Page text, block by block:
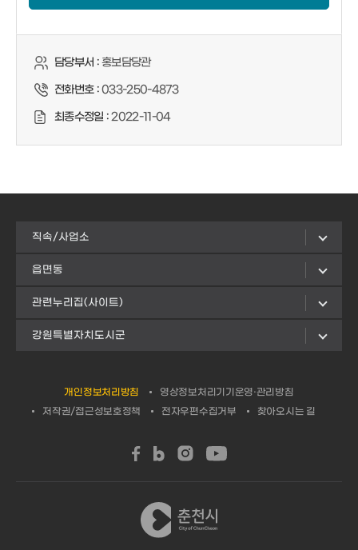
담당부서 :홍보담당관
전화번호 :033-250-4873
최종수정일 :2022-11-04
직속/사업소
읍면동
관련누리집(사이트)
강원특별자치도시군
개인정보처리방침
영상정보처리기기운영·관리방침
저작권/접근성보호정책
전자우편수집거부 찾아오시는 길